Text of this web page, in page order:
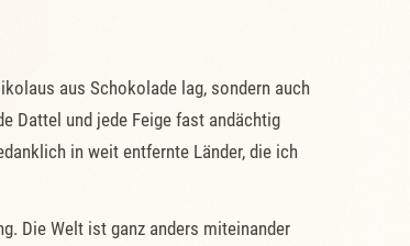
aus Schokolade lag, sondern auch
Dattel und jede Feige fast andächtig
in weit entfernte Länder, die ich
Die Welt ist ganz anders miteinander